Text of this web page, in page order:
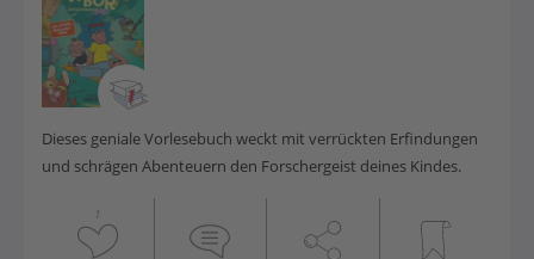
Dieses geniale Vorlesebuch weckt mit verrückten Erfindungen
und schrägen Abenteuern den Forschergeist deines Kindes.
1